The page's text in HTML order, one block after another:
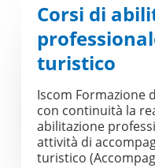
Corsi di
turistico
Iscom Formazione
con continuità la
abilitazione
attività di
turistico